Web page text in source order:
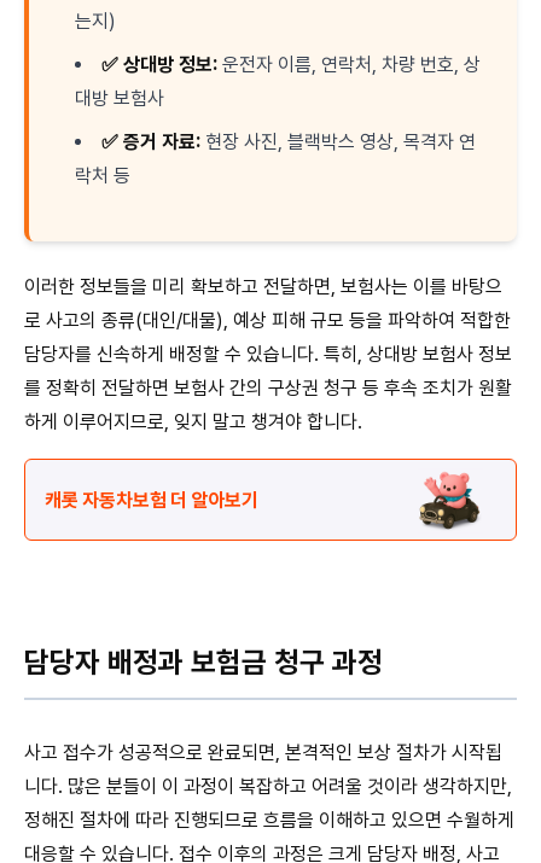
는지)
✅ 상대방 정보: 운전자 이름, 연락처, 차량 번호, 상
대방 보험사
✅ 증거 자료: 현장 사진, 블랙박스 영상, 목격자 연
락처 등
이러한 정보들을 미리 확보하고 전달하면, 보험사는 이를 바탕으
로 사고의 종류(대인/대물), 예상 피해 규모 등을 파악하여 적합한
담당자를 신속하게 배정할 수 있습니다. 특히, 상대방 보험사 정보
를 정확히 전달하면 보험사 간의 구상권 청구 등 후속 조치가 원활
하게 이루어지므로, 잊지 말고 챙겨야 합니다.
캐롯 자동차보험 더 알아보기
담당자 배정과 보험금 청구 과정
사고 접수가 성공적으로 완료되면, 본격적인 보상 절차가 시작됩
니다. 많은 분들이 이 과정이 복잡하고 어려울 것이라 생각하지만,
정해진 절차에 따라 진행되므로 흐름을 이해하고 있으면 수월하게
대응할 수 있습니다. 접수 이후의 과정은 크게 담당자 배정, 사고